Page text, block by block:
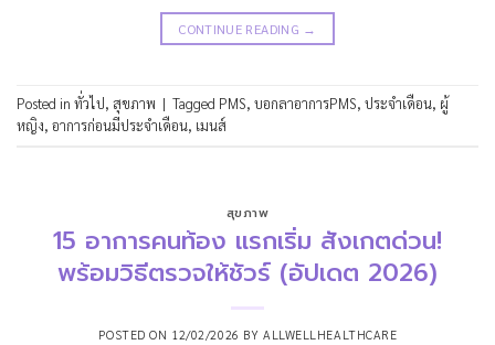
CONTINUE READING →
Posted in ทั่วไป, สุขภาพ | Tagged PMS, บอกลาอาการPMS, ประจำเดือน, ผู้
หญิง, อาการก่อนมีประจำเดือน, เมนส์
สุขภาพ
15 อาการคนท้อง แรกเริ่ม สังเกตด่วน!
พร้อมวิธีตรวจให้ชัวร์ (อัปเดต 2026)
POSTED ON 12/02/2026 BY ALLWELLHEALTHCARE